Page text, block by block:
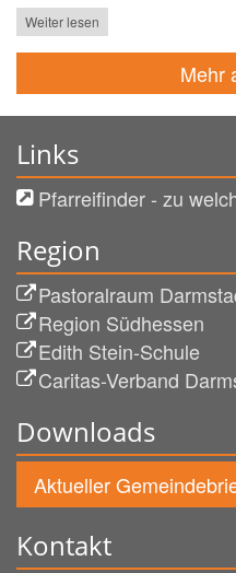
Weiter lesen
Mehr
Links
Pfarreifinder - zu
Region
Pastoralraum
Region Südhessen
Edith Stein-Schule
Caritas-Verband
Downloads
Aktueller
Kontakt